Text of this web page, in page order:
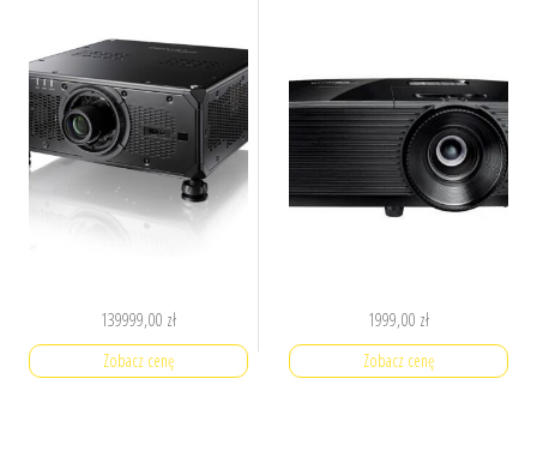
139999,00 zł
Zobacz cenę
1999,00 zł
Zobacz cenę